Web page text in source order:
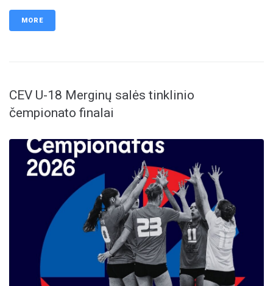
MORE
CEV U-18 Merginų salės tinklinio
čempionato finalai